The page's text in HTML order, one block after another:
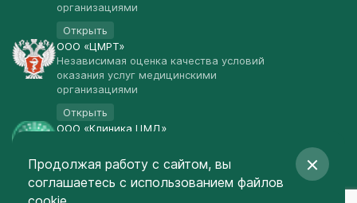
организациями
Открыть
ООО «ЦМРТ»
Независимая оценка качества условий
оказания услуг медицинскими
организациями
Открыть
ООО «Клиника ЦМД»
Открыть
© Клиника ЦМД 2003-2026
Продолжая работу с сайтом, вы
соглашаетесь с использованием файлов